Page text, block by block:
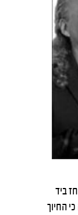
ביד
החיוך